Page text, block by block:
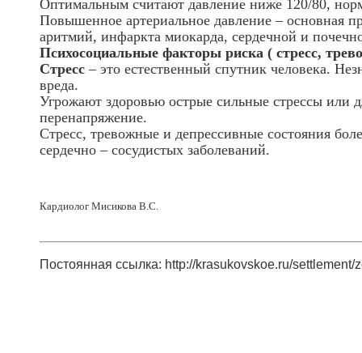
Оптимальным считают давление ниже 120/80,
Повышенное артериальное давление – основная
аритмий, инфаркта миокарда, сердечной и
Психосоциальные факторы риска ( стресс,
Стресс – это естественный спутник человека.
вреда.
Угрожают здоровью острые сильные стрессы или
перенапряжение.
Стресс, тревожные и депрессивные состояния
сердечно – сосудистых заболеваний.
Кардиолог Мисикова В.С.
Постоянная ссылка: http://krasukovskoe.ru/settlement/